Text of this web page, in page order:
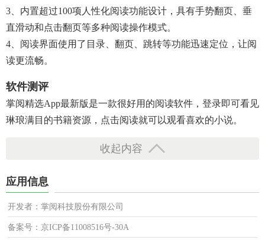
3、内置超过100项人性化阅读功能设计，具有手势翻页、垂
直滑动和点击翻页等多种阅读操作模式。
4、阅读界面使用了目录、翻页、跳转等功能迅速定位，让阅
读更流畅。
软件测评
掌阅精选app最新版是一款很好用的阅读软件，登录即可看见
琳琅满目的书籍资源，点击阅读就可以观看喜欢的小说。
收起内容
应用信息
开发者：掌阅科技股份有限公司
备案号：京ICP备11008516号-30A